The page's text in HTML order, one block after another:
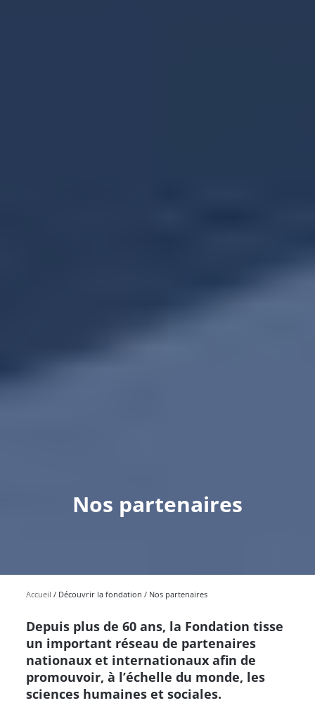
Nos partenaires
Accueil Découvrir la fondation Nos partenaires
Depuis plus de 60 ans, la Fondation tisse
un important réseau de partenaires
nationaux et internationaux afin de
promouvoir, à l’échelle du monde, les
sciences humaines et sociales.